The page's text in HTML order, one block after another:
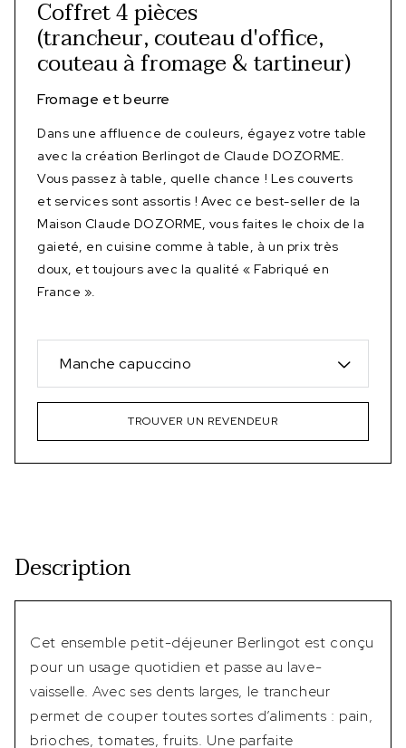
Coffret 4 pièces
(trancheur, couteau d'office,
couteau à fromage & tartineur)
Fromage et beurre
Dans une affluence de couleurs, égayez votre table
avec la création Berlingot de Claude DOZORME.
Vous passez à table, quelle chance ! Les couverts
et services sont assortis ! Avec ce best-seller de la
Maison Claude DOZORME, vous faites le choix de la
gaieté, en cuisine comme à table, à un prix très
doux, et toujours avec la qualité « Fabriqué en
France ».
Manche capuccino
TROUVER UN REVENDEUR
Description
Cet ensemble petit-déjeuner Berlingot est conçu
pour un usage quotidien et passe au lave-
vaisselle. Avec ses dents larges, le trancheur
permet de couper toutes sortes d’aliments : pain,
brioches, tomates, fruits. Une parfaite